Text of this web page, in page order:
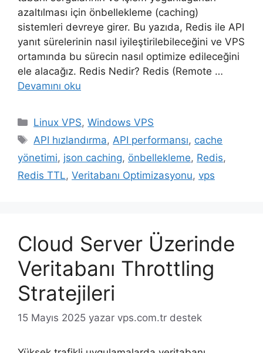
azaltılması için önbellekleme (caching)
sistemleri devreye girer. Bu yazıda, Redis ile API
yanıt sürelerinin nasıl iyileştirilebileceğini ve VPS
ortamında bu sürecin nasıl optimize edileceğini
ele alacağız. Redis Nedir? Redis (Remote …
Devamını oku
Kategoriler
Linux VPS,Windows VPS
Etiketler
API hızlandırma,API performansı, cache
yönetimi, json caching, önbellekleme, Redis,
Redis TTL, Veritabanı Optimizasyonu, vps
Cloud Server Üzerinde
Veritabanı Throttling
Stratejileri
15 Mayıs 2025 yazar vps.com.tr destek